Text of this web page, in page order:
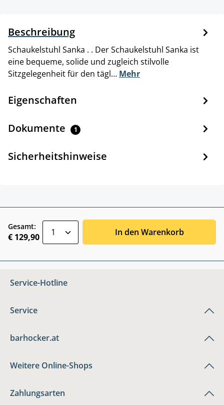
Beschreibung
Schaukelstuhl Sanka . . Der Schaukelstuhl Sanka ist
eine bequeme, solide und zugleich stilvolle
Sitzgelegenheit für den tägl… Mehr
Eigenschaften
Dokumente 1
Sicherheitshinweise
Gesamt:
€ 129,90 In den Warenkorb
Service-Hotline
Service
barhocker.at
Weitere Online-Shops
Zahlungsarten